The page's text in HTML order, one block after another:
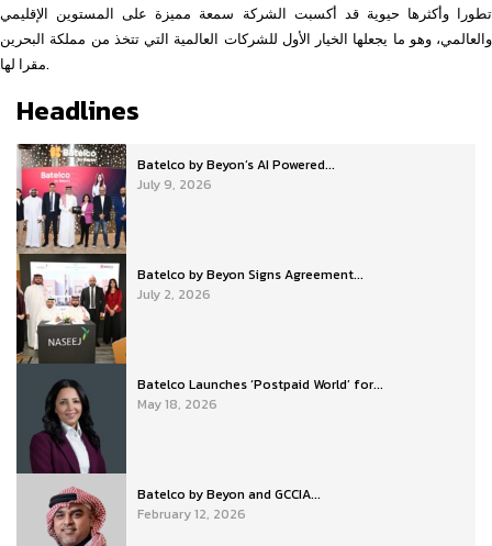
تطورا وأكثرها حيوية قد أكسبت الشركة سمعة مميزة على المستوين الإقليمي
والعالمي، وهو ما يجعلها الخيار الأول للشركات العالمية التي تتخذ من مملكة البحرين
مقرا لها.
Headlines
Batelco by Beyon’s AI Powered...
July 9, 2026
Batelco by Beyon Signs Agreement...
July 2, 2026
Batelco Launches ‘Postpaid World’ for...
May 18, 2026
Batelco by Beyon and GCCIA...
February 12, 2026